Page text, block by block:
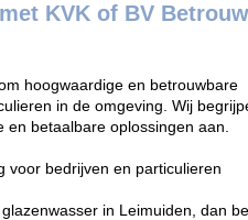
KVK of BV
hoogwaardige en betrouwbare
in de omgeving. Wij
betaalbare oplossingen aan.
voor bedrijven en particulieren
in Leimuiden, dan